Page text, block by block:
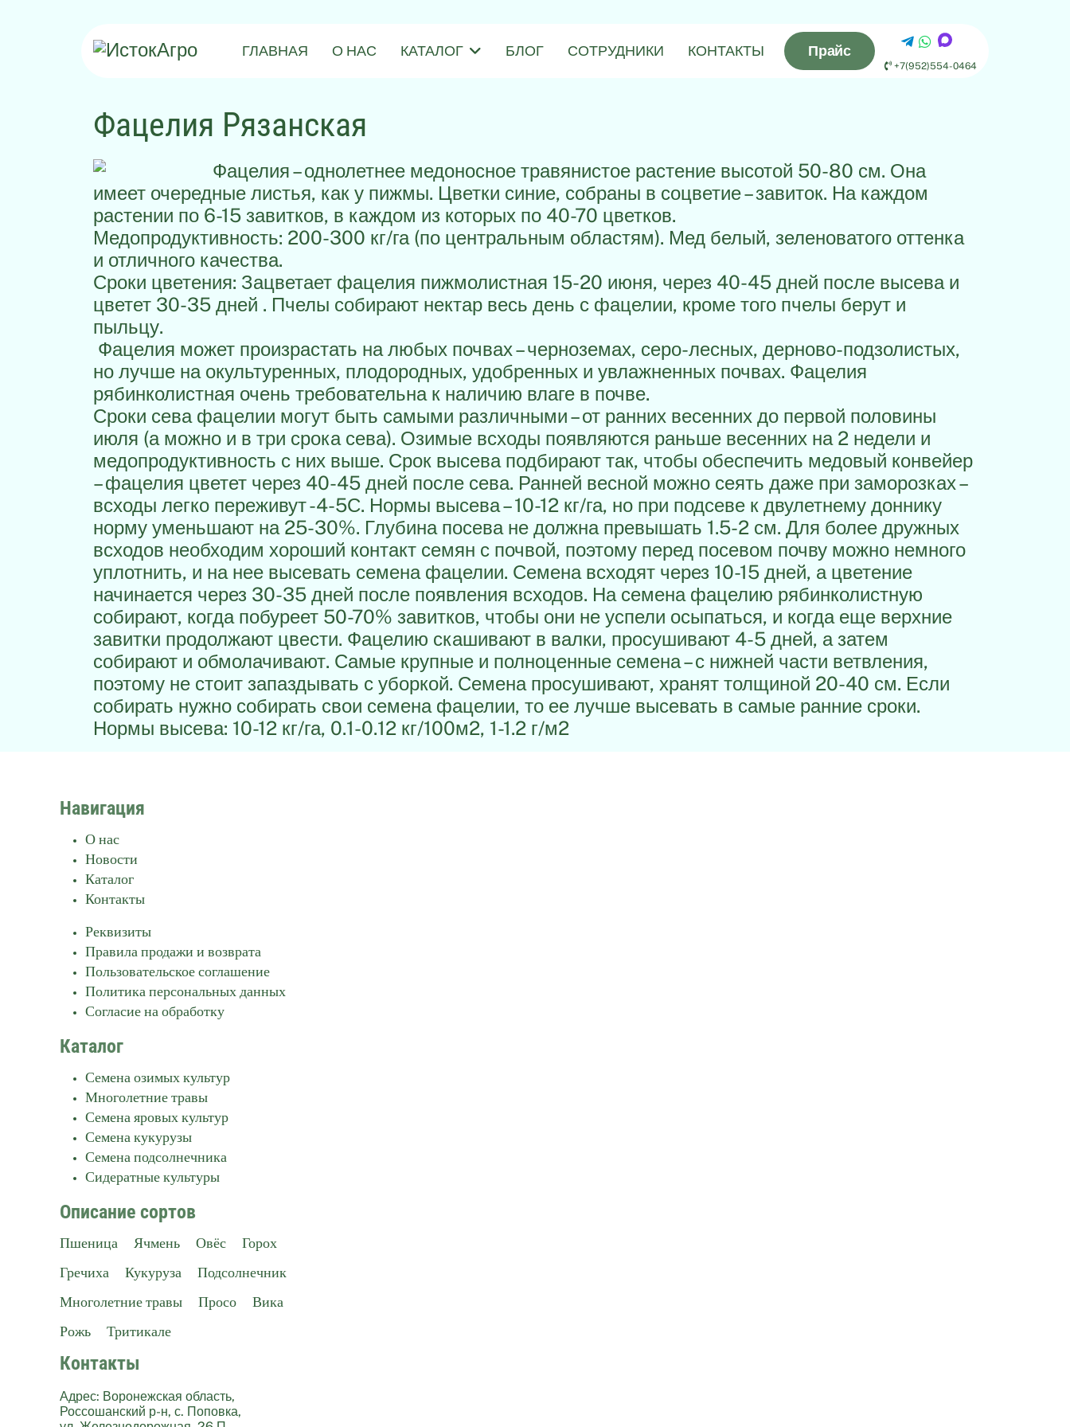
ГЛАВНАЯ О НАС КАТАЛОГ БЛОГ СОТРУДНИКИ КОНТАКТЫ Прайс
+7(952)554-0464
Фацелия Рязанская
Фацелия – однолетнее медоносное травянистое растение высотой 50-80 см. Она
имеет очередные листья, как у пижмы. Цветки синие, собраны в соцветие – завиток. На каждом
растении по 6-15 завитков, в каждом из которых по 40-70 цветков.
Медопродуктивность: 200-300 кг/га (по центральным областям). Мед белый, зеленоватого оттенка
и отличного качества.
Сроки цветения: Зацветает фацелия пижмолистная 15-20 июня, через 40-45 дней после высева и
цветет 30-35 дней . Пчелы собирают нектар весь день с фацелии, кроме того пчелы берут и
пыльцу.
Фацелия может произрастать на любых почвах – черноземах, серо-лесных, дерново-подзолистых,
но лучше на окультуренных, плодородных, удобренных и увлажненных почвах. Фацелия
рябинколистная очень требовательна к наличию влаге в почве.
Сроки сева фацелии могут быть самыми различными – от ранних весенних до первой половины
июля (а можно и в три срока сева). Озимые всходы появляются раньше весенних на 2 недели и
медопродуктивность с них выше. Срок высева подбирают так, чтобы обеспечить медовый конвейер
– фацелия цветет через 40-45 дней после сева. Ранней весной можно сеять даже при заморозках –
всходы легко переживут -4-5С. Нормы высева – 10-12 кг/га, но при подсеве к двулетнему доннику
норму уменьшают на 25-30%. Глубина посева не должна превышать 1.5-2 см. Для более дружных
всходов необходим хороший контакт семян с почвой, поэтому перед посевом почву можно немного
уплотнить, и на нее высевать семена фацелии. Семена всходят через 10-15 дней, а цветение
начинается через 30-35 дней после появления всходов. На семена фацелию рябинколистную
собирают, когда побуреет 50-70% завитков, чтобы они не успели осыпаться, и когда еще верхние
завитки продолжают цвести. Фацелию скашивают в валки, просушивают 4-5 дней, а затем
собирают и обмолачивают. Самые крупные и полноценные семена – с нижней части ветвления,
поэтому не стоит запаздывать с уборкой. Семена просушивают, хранят толщиной 20-40 см. Если
собирать нужно собирать свои семена фацелии, то ее лучше высевать в самые ранние сроки.
Нормы высева: 10-12 кг/га, 0.1-0.12 кг/100м2, 1-1.2 г/м2
Навигация
О нас
Новости
Каталог
Контакты
Реквизиты
Правила продажи и возврата
Пользовательское соглашение
Политика персональных данных
Согласие на обработку
Каталог
Семена озимых культур
Многолетние травы
Семена яровых культур
Семена кукурузы
Семена подсолнечника
Сидератные культуры
Описание сортов
Пшеница Ячмень Овёс
Горох
Гречиха
Кукуруза
Подсолнечник
Многолетние травы
Просо
Вика
Рожь
Тритикале
Контакты
Адрес: Воронежская область,
Россошанский р-н, с. Поповка,